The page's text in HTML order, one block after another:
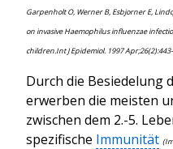
Garpenholt O, Werner B, Esbjorner E,
on invasive Haemophilus influenzae
children.Int J Epidemiol. 1997
Durch die Besiedelung
erwerben die meisten
zwischen dem 2.-5.
spezifische Immunität